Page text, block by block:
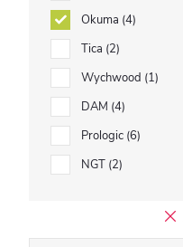
Okuma 4
Tica 2
Wychwood 1
DAM 4
Prologic 6
NGT 2